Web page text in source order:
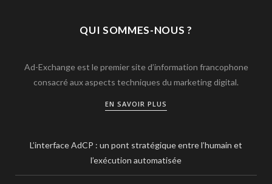
QUI SOMMES-NOUS ?
Ad-Exchange est le premier site d’information francophone
consacré aux aspects techniques du marketing digital.
EN SAVOIR PLUS
L’interface AdCP : un pont stratégique entre l’humain et
l’exécution automatisée